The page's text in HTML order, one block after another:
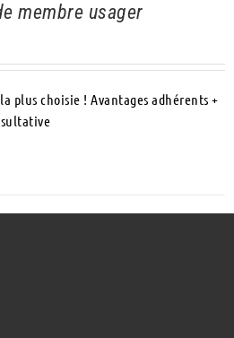
membre usager
plus choisie ! Avantages adhérents +